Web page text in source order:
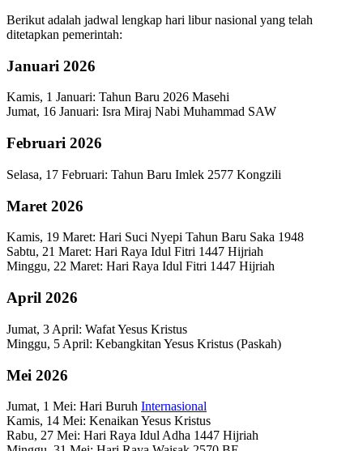
Berikut adalah jadwal lengkap hari libur nasional yang telah
ditetapkan pemerintah:
Januari 2026
Kamis, 1 Januari: Tahun Baru 2026 Masehi
Jumat, 16 Januari: Isra Miraj Nabi Muhammad SAW
Februari 2026
Selasa, 17 Februari: Tahun Baru Imlek 2577 Kongzili
Maret 2026
Kamis, 19 Maret: Hari Suci Nyepi Tahun Baru Saka 1948
Sabtu, 21 Maret: Hari Raya Idul Fitri 1447 Hijriah
Minggu, 22 Maret: Hari Raya Idul Fitri 1447 Hijriah
April 2026
Jumat, 3 April: Wafat Yesus Kristus
Minggu, 5 April: Kebangkitan Yesus Kristus (Paskah)
Mei 2026
Jumat, 1 Mei: Hari Buruh Internasional
Kamis, 14 Mei: Kenaikan Yesus Kristus
Rabu, 27 Mei: Hari Raya Idul Adha 1447 Hijriah